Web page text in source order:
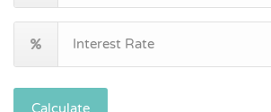
Calculate